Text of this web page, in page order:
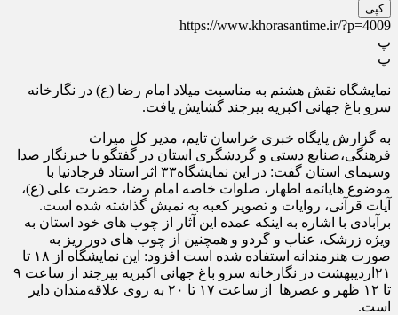
کپی
https://www.khorasantime.ir/?p=4009
پ
پ
نمایشگاه نقش هشتم به مناسبت میلاد امام رضا (ع) در نگارخانه
سرو باغ جهانی اکبریه بیرجند گشایش یافت.
به گزارش پایگاه خبری خراسان تایم، مدیر کل میراث
فرهنگی،صنایع دستی و گردشگری استان در گفتگو با خبرنگار صدا
وسیمای استان گفت: در این نمایشگاه۳۳ اثر استاد فرجادنیا با
موضوع هایائمه اطهار، صلوات خاصه امام رضا، حضرت علی (ع)،
آیات قرآنی، روایات و تصویر کعبه به نمیش گذاشته شده است.
برآبادی با اشاره به اینکه عمده این آثار از چوب های خود استان به
ویژه زرشک، عناب و گردو و همچنین از چوب های دور ریز به
صورت هنرمندانه استفاده شده است افزود: این نمایشگاه از ۱۸ تا
۲۱اردیبهشت در نگارخانه سرو باغ جهانی اکبریه بیرجند از ساعت ۹
تا ۱۲ ظهر و عصرها از ساعت ۱۷ تا ۲۰ به روی علاقه‌مندان دایر
است.